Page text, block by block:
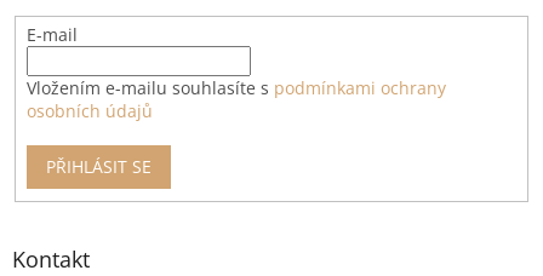
E-mail
Vložením e-mailu souhlasíte s podmínkami ochrany
osobních údajů
PŘIHLÁSIT SE
Kontakt